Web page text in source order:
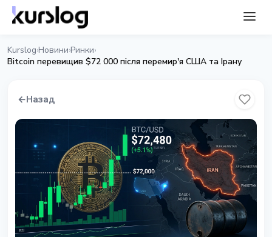
Kurslog›Новини›Ринки›
Bitcoin перевищив $72 000 після перемир'я США та Ірану
←Назад